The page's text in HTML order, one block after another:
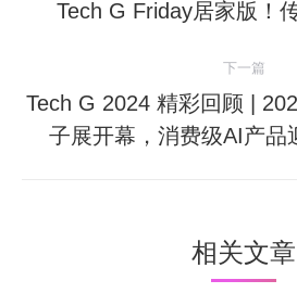
航
上
篇：
Tech G Friday居家版！
下一篇
下
一
Tech G 2024 精彩回顾 |
子展开幕，消费级AI产品
相关文章